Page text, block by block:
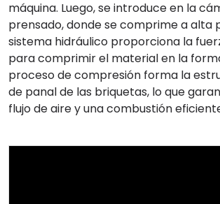
máquina. Luego, se introduce en la
prensado, donde se comprime a alta
sistema hidráulico proporciona la
para comprimir el material en la
proceso de compresión forma la
de panal de las briquetas, lo que
flujo de aire y una combustión